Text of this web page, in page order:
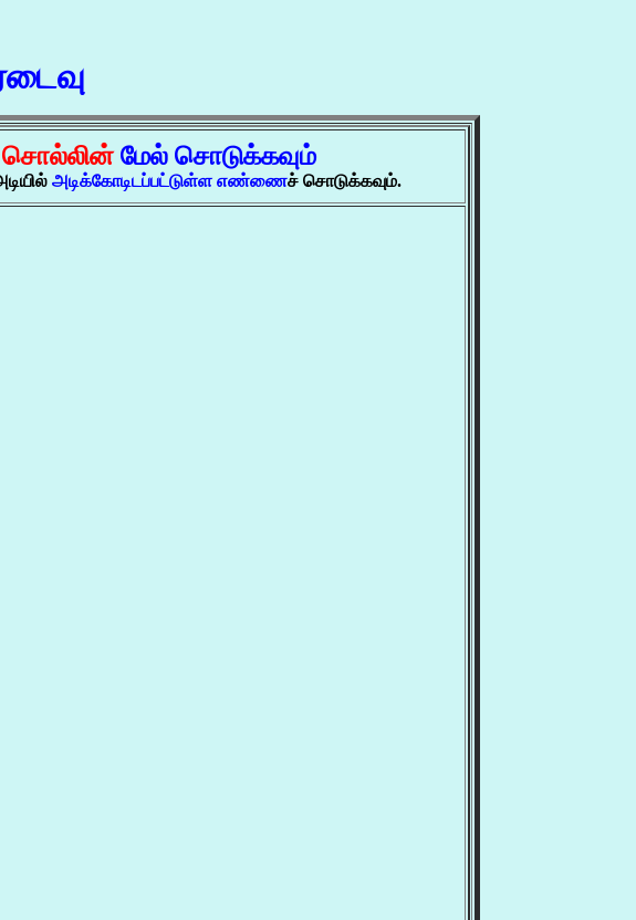
சொல்லின்மேல் சொடுக்கவும்
அடிக்கோடிடப்பட்டுள்ள எண்ணைச் சொடுக்கவும்.